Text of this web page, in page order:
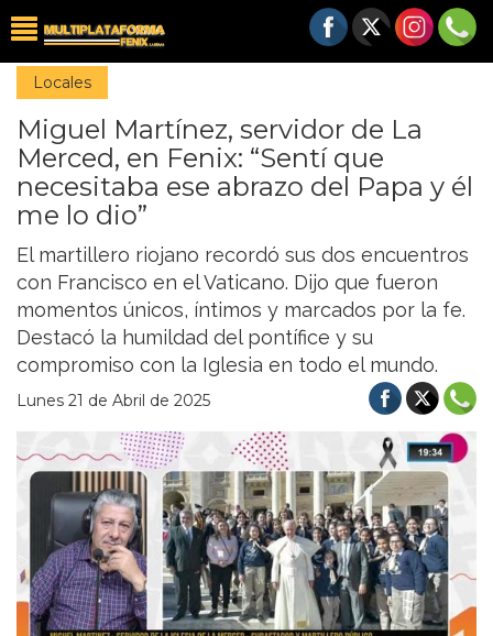
Locales
Miguel Martínez, servidor de La
Merced, en Fenix: “Sentí que
necesitaba ese abrazo del Papa y él
me lo dio”
El martillero riojano recordó sus dos encuentros
con Francisco en el Vaticano. Dijo que fueron
momentos únicos, íntimos y marcados por la fe.
Destacó la humildad del pontífice y su
compromiso con la Iglesia en todo el mundo.
Lunes 21 de Abril de 2025